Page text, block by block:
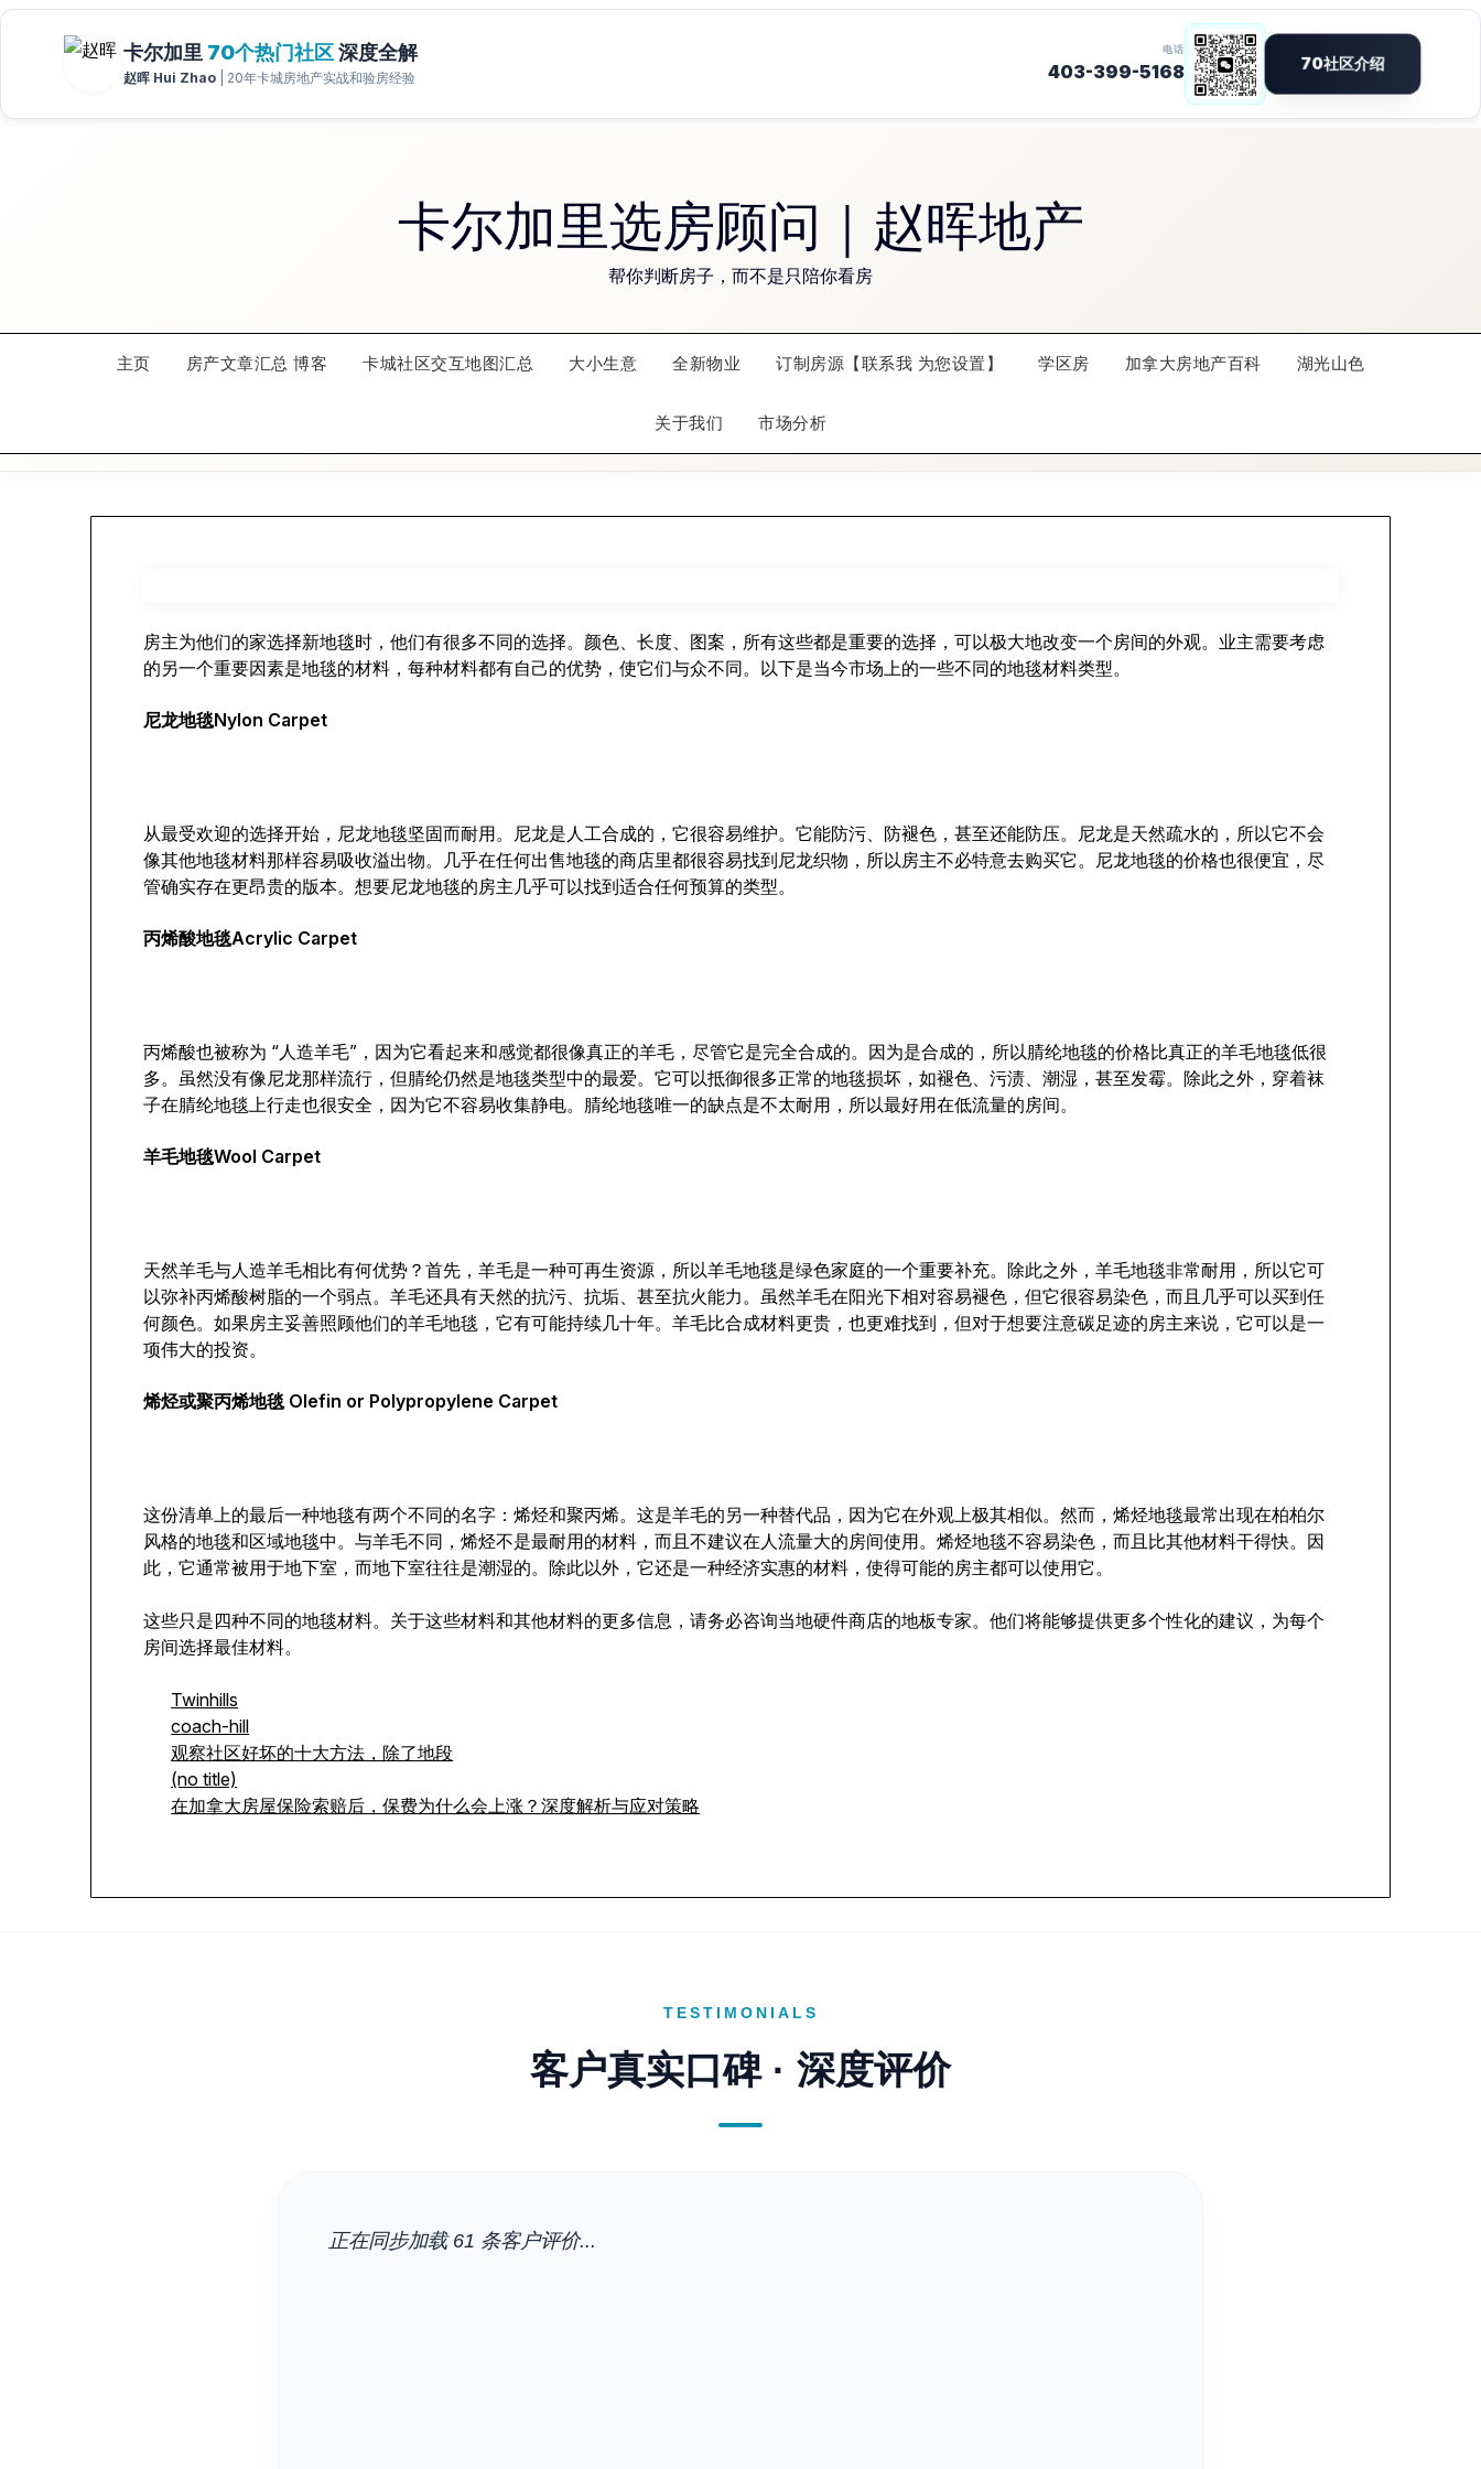
卡尔加里选房顾问｜赵晖地产
帮你判断房子，而不是只陪你看房
主页 房产文章汇总 博客 卡城社区交互地图汇总 大小生意 全新物业 订制房源【联系我 为您设置】 学区房 加拿大房地产百科 湖光山色
关于我们 市场分析
房主为他们的家选择新地毯时，他们有很多不同的选择。颜色、长度、图案，所有这些都是重要的选择，可以极大地改变一个房间的外观。业主需要考虑
的另一个重要因素是地毯的材料，每种材料都有自己的优势，使它们与众不同。以下是当今市场上的一些不同的地毯材料类型。
尼龙地毯Nylon Carpet
从最受欢迎的选择开始，尼龙地毯坚固而耐用。尼龙是人工合成的，它很容易维护。它能防污、防褪色，甚至还能防压。尼龙是天然疏水的，所以它不会
像其他地毯材料那样容易吸收溢出物。几乎在任何出售地毯的商店里都很容易找到尼龙织物，所以房主不必特意去购买它。尼龙地毯的价格也很便宜，尽
管确实存在更昂贵的版本。想要尼龙地毯的房主几乎可以找到适合任何预算的类型。
丙烯酸地毯Acrylic Carpet
丙烯酸也被称为 “人造羊毛”，因为它看起来和感觉都很像真正的羊毛，尽管它是完全合成的。因为是合成的，所以腈纶地毯的价格比真正的羊毛地毯低很
多。虽然没有像尼龙那样流行，但腈纶仍然是地毯类型中的最爱。它可以抵御很多正常的地毯损坏，如褪色、污渍、潮湿，甚至发霉。除此之外，穿着袜
子在腈纶地毯上行走也很安全，因为它不容易收集静电。腈纶地毯唯一的缺点是不太耐用，所以最好用在低流量的房间。
羊毛地毯Wool Carpet
天然羊毛与人造羊毛相比有何优势？首先，羊毛是一种可再生资源，所以羊毛地毯是绿色家庭的一个重要补充。除此之外，羊毛地毯非常耐用，所以它可
以弥补丙烯酸树脂的一个弱点。羊毛还具有天然的抗污、抗垢、甚至抗火能力。虽然羊毛在阳光下相对容易褪色，但它很容易染色，而且几乎可以买到任
何颜色。如果房主妥善照顾他们的羊毛地毯，它有可能持续几十年。羊毛比合成材料更贵，也更难找到，但对于想要注意碳足迹的房主来说，它可以是一
项伟大的投资。
烯烃或聚丙烯地毯 Olefin or Polypropylene Carpet
这份清单上的最后一种地毯有两个不同的名字：烯烃和聚丙烯。这是羊毛的另一种替代品，因为它在外观上极其相似。然而，烯烃地毯最常出现在柏柏尔
风格的地毯和区域地毯中。与羊毛不同，烯烃不是最耐用的材料，而且不建议在人流量大的房间使用。烯烃地毯不容易染色，而且比其他材料干得快。因
此，它通常被用于地下室，而地下室往往是潮湿的。除此以外，它还是一种经济实惠的材料，使得可能的房主都可以使用它。
这些只是四种不同的地毯材料。关于这些材料和其他材料的更多信息，请务必咨询当地硬件商店的地板专家。他们将能够提供更多个性化的建议，为每个
房间选择最佳材料。
Twinhills
coach-hill
观察社区好坏的十大方法，除了地段
(no title)
在加拿大房屋保险索赔后，保费为什么会上涨？深度解析与应对策略
TESTIMONIALS
客户真实口碑 · 深度评价
正在同步加载 61 条客户评价...